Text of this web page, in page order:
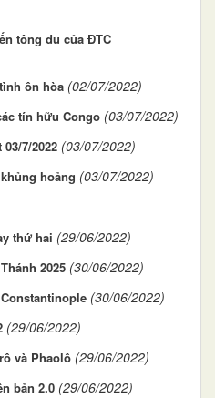
tông du của ĐTC
ôn hòa (02/07/2022)
tín hữu Congo (03/07/2022)
7/2022 (03/07/2022)
hoảng (03/07/2022)
thứ hai (29/06/2022)
2025 (30/06/2022)
(30/06/2022)
(29/06/2022)
và Phaolô (29/06/2022)
bản 2.0 (29/06/2022)